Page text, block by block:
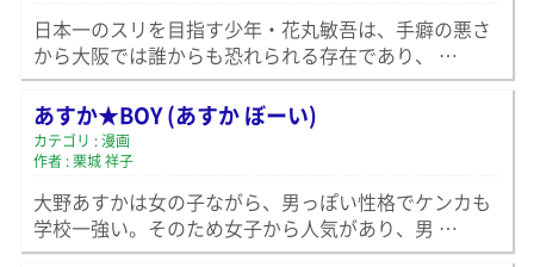
日本一のスリを目指す少年・花丸敏吾は、手癖の悪さ
から大阪では誰からも恐れられる存在であり、 …
あすか★BOY (あすか ぼーい)
カテゴリ : 漫画
作者 : 栗城 祥子
大野あすかは女の子ながら、男っぽい性格でケンカも
学校一強い。そのため女子から人気があり、男 …